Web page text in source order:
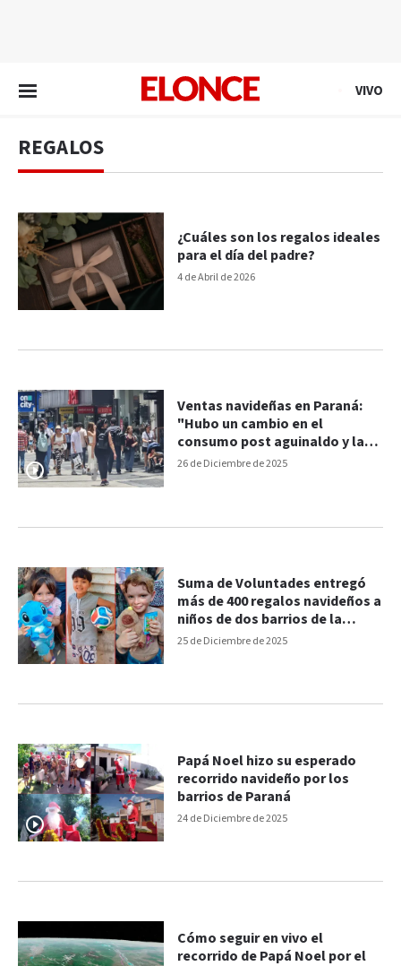
VIVO
REGALOS
4 de Abril de 2026
¿Cuáles son los regalos ideales
para el día del padre?
26 de Diciembre de 2025
Ventas navideñas en Paraná:
"Hubo un cambio en el
consumo post aguinaldo y la
gente aprovechó descuentos"
25 de Diciembre de 2025
Suma de Voluntades entregó
más de 400 regalos navideños a
niños de dos barrios de la
ciudad
24 de Diciembre de 2025
Papá Noel hizo su esperado
recorrido navideño por los
barrios de Paraná
Cómo seguir en vivo el
recorrido de Papá Noel por el